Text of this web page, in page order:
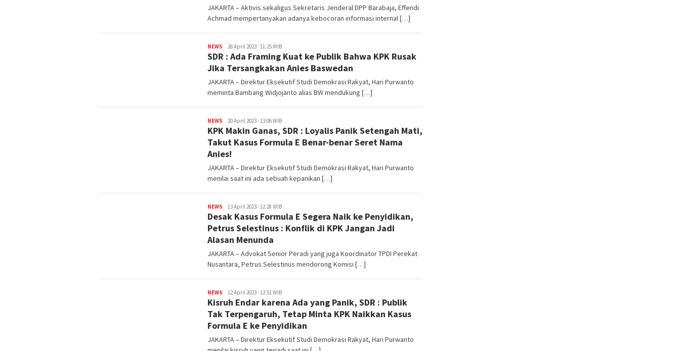
JAKARTA – Aktivis sekaligus Sekretaris Jenderal DPP Barabaja, Effendi
Achmad mempertanyakan adanya kebocoran informasi internal […]
NEWS superadmin
26 April 2023 - 11:25 WIB
SDR : Ada Framing Kuat ke Publik Bahwa KPK Rusak
Jika Tersangkakan Anies Baswedan
JAKARTA – Direktur Eksekutif Studi Demokrasi Rakyat, Hari Purwanto
meminta Bambang Widjojanto alias BW mendukung […]
NEWS superadmin
20 April 2023 - 13:06 WIB
KPK Makin Ganas, SDR : Loyalis Panik Setengah Mati,
Takut Kasus Formula E Benar-benar Seret Nama
Anies!
JAKARTA – Direktur Eksekutif Studi Demokrasi Rakyat, Hari Purwanto
menilai saat ini ada sebuah kepanikan […]
NEWS superadmin
13 April 2023 - 12:28 WIB
Desak Kasus Formula E Segera Naik ke Penyidikan,
Petrus Selestinus : Konflik di KPK Jangan Jadi
Alasan Menunda
JAKARTA – Advokat Senior Peradi yang juga Koordinator TPDI Perekat
Nusantara, Petrus Selestinus mendorong Komisi […]
NEWS superadmin
12 April 2023 - 12:51 WIB
Kisruh Endar karena Ada yang Panik, SDR : Publik
Tak Terpengaruh, Tetap Minta KPK Naikkan Kasus
Formula E ke Penyidikan
JAKARTA – Direktur Eksekutif Studi Demokrasi Rakyat, Hari Purwanto